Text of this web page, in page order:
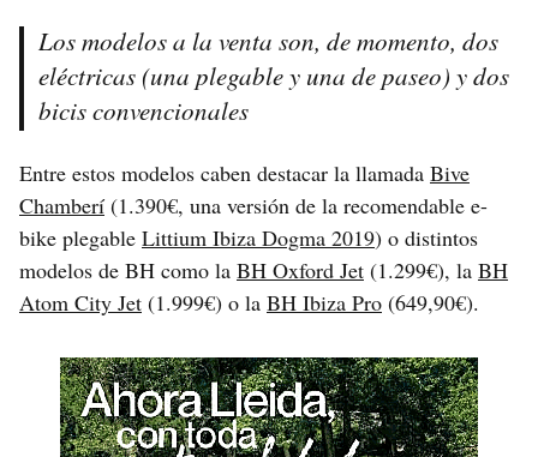
Los modelos a la venta son, de momento, dos
eléctricas (una plegable y una de paseo) y dos
bicis convencionales
Entre estos modelos caben destacar la llamada Bive
Chamberí (1.390€, una versión de la recomendable e-
bike plegable Littium Ibiza Dogma 2019) o distintos
modelos de BH como la BH Oxford Jet (1.299€), la BH
Atom City Jet (1.999€) o la BH Ibiza Pro (649,90€).